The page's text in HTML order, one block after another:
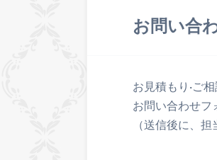
お問い合
お見積もり·ご
お問い合わせフ
（送信後に、